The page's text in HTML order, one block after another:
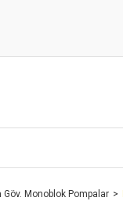
Göv. Monoblok Pompalar